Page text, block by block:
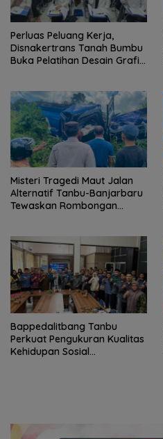
Perluas Peluang Kerja,
Disnakertrans Tanah Bumbu
Buka Pelatihan Desain Grafis
Misteri Tragedi Maut Jalan
Alternatif Tanbu-Banjarbaru
Tewaskan Rombongan
Bappedalitbang Tanbu
Perkuat Pengukuran Kualitas
Kehidupan Sosial